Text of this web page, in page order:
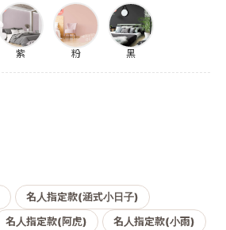
紫 粉 黑
名人指定款(涵式小日子)
名人指定款(阿虎)
名人指定款(小雨)